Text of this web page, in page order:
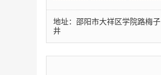
地址：邵阳市大祥区学院路梅子
井